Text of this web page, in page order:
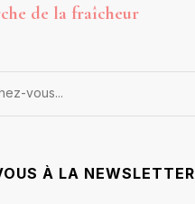
de la fraîcheur
À LA NEWSLETTER